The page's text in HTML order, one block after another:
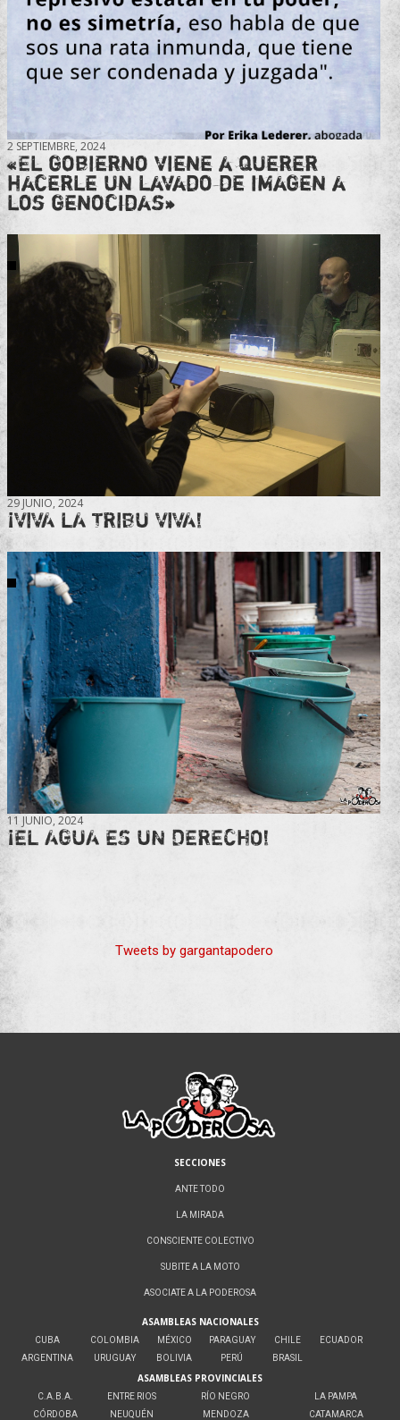
2 SEPTIEMBRE, 2024
«El gobierno viene a querer
hacerle un lavado de imagen a
los genocidas»
29 JUNIO, 2024
¡VIVA LA TRIBU VIVA!
11 JUNIO, 2024
¡EL AGUA ES UN DERECHO!
Tweets by gargantapodero
SECCIONES
ANTE TODO
LA MIRADA
CONSCIENTE COLECTIVO
SUBITE A LA MOTO
ASOCIATE A LA PODEROSA
ASAMBLEAS NACIONALES
CUBA
ARGENTINA
COLOMBIA
URUGUAY
MÉXICO
BOLIVIA
PARAGUAY
PERÚ
CHILE
BRASIL
ECUADOR
ASAMBLEAS PROVINCIALES
C.A.B.A.
CÓRDOBA
ENTRE RIOS
NEUQUÉN
RÍO NEGRO
MENDOZA
LA PAMPA
CATAMARCA